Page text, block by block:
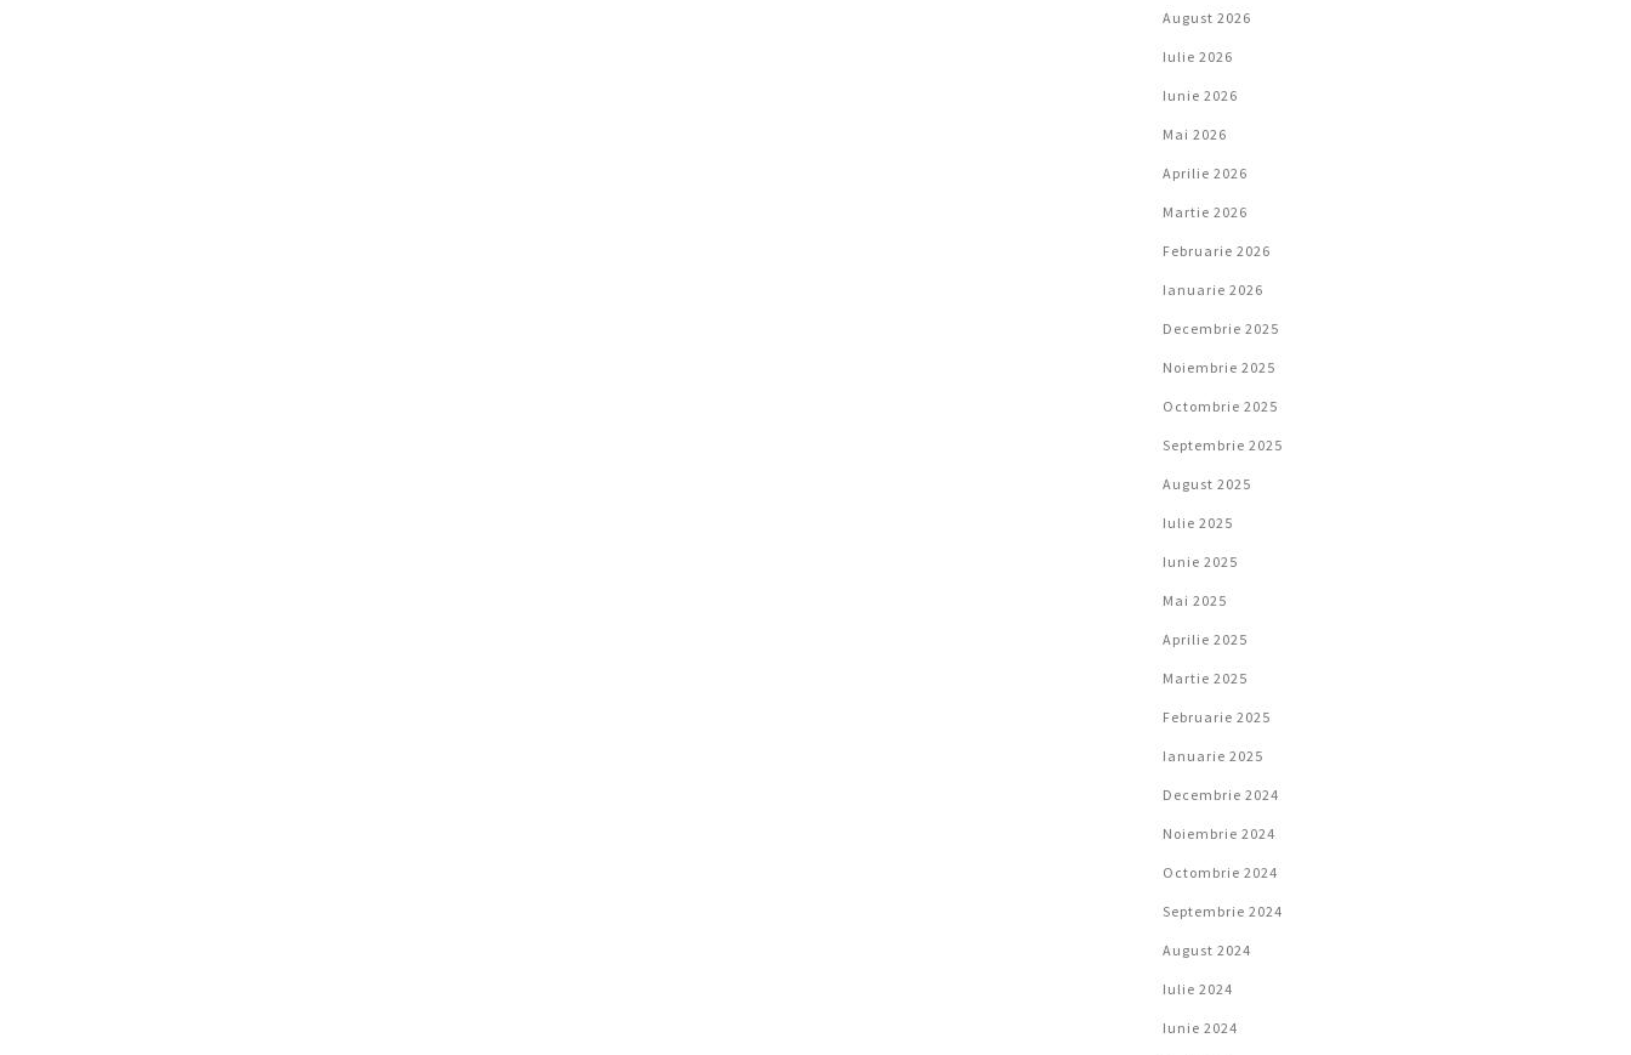
August 2026
Iulie 2026
Iunie 2026
Mai 2026
Aprilie 2026
Martie 2026
Februarie 2026
Ianuarie 2026
Decembrie 2025
Noiembrie 2025
Octombrie 2025
Septembrie 2025
August 2025
Iulie 2025
Iunie 2025
Mai 2025
Aprilie 2025
Martie 2025
Februarie 2025
Ianuarie 2025
Decembrie 2024
Noiembrie 2024
Octombrie 2024
Septembrie 2024
August 2024
Iulie 2024
Iunie 2024